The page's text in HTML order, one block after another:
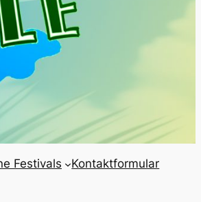
Festivals Kontaktformular